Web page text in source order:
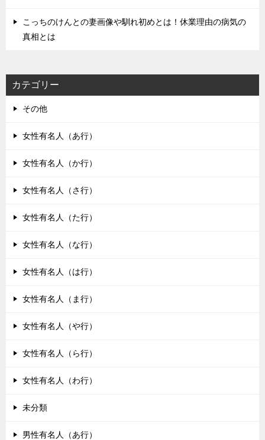
こっちのけんとの妻画像や馴れ初めとは！休業理由の病気の
真相とは
カテゴリー
その他
女性有名人（あ行）
女性有名人（か行）
女性有名人（さ行）
女性有名人（た行）
女性有名人（な行）
女性有名人（は行）
女性有名人（ま行）
女性有名人（や行）
女性有名人（ら行）
女性有名人（わ行）
未分類
男性有名人（あ行）